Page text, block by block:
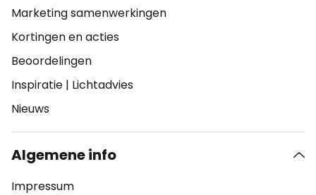
Marketing samenwerkingen
Kortingen en acties
Beoordelingen
Inspiratie | Lichtadvies
Nieuws
Algemene info
Impressum